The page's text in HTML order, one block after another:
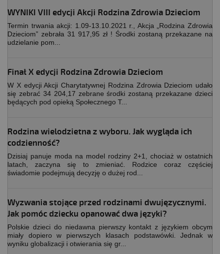
WYNIKI VIII edycji Akcji Rodzina Zdrowia Dzieciom
Termin trwania akcji: 1.09-13.10.2021 r., Akcja „Rodzina Zdrowia
Dzieciom” zebrała 31 917,95 zł ! Środki zostaną przekazane na
udzielanie pom...
Finał X edycji Rodzina Zdrowia Dzieciom
W X edycji Akcji Charytatywnej Rodzina Zdrowia Dzieciom udało
się zebrać 34 204,17 zebrane środki zostaną przekazane dzieci
będących pod opieką Społecznego T...
Rodzina wielodzietna z wyboru. Jak wygląda ich
codzienność?
Dzisiaj panuje moda na model rodziny 2+1, chociaż w ostatnich
latach, zaczyna się to zmieniać. Rodzice coraz częściej
świadomie podejmują decyzję o dużej rod...
Wyzwania stojące przed rodzinami dwujęzycznymi.
Jak pomóc dziecku opanować dwa języki?
Polskie dzieci do niedawna pierwszy kontakt z językiem obcym
miały dopiero w pierwszych klasach podstawówki. Jednak w
wyniku globalizacji i otwierania się gr...